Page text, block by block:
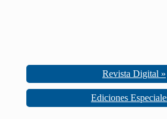
Revista Digital »
Ediciones